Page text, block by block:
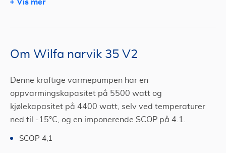
Om Wilfa narvik 35 V2
Denne kraftige varmepumpen har en
oppvarmingskapasitet på 5500 watt og
kjølekapasitet på 4400 watt, selv ved temperaturer
ned til -15°C, og en imponerende SCOP på 4.1.
SCOP 4,1